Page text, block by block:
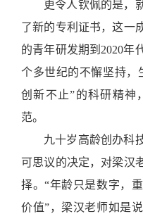
更令人钦佩的是，
了新的专利证书，这一
的青年研发期到2020年
个多世纪的不懈坚持，
创新不止”的科研精神
范。
九十岁高龄创办科
可思议的决定，对梁汉
择。“年龄只是数字，
价值”，梁汉老师如是